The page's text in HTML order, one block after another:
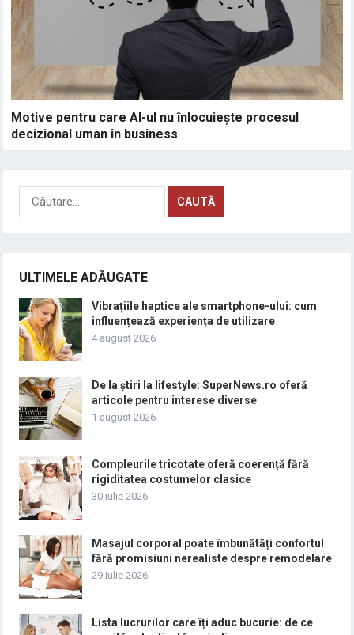
Motive pentru care AI-ul nu înlocuiește procesul
decizional uman în business
după:
ULTIMELE ADĂUGATE
Vibrațiile haptice ale smartphone-ului: cum
influențează experiența de utilizare
4 august 2026
De la știri la lifestyle: SuperNews.ro oferă
articole pentru interese diverse
1 august 2026
Compleurile tricotate oferă coerență fără
rigiditatea costumelor clasice
30 iulie 2026
Masajul corporal poate îmbunătăți confortul
fără promisiuni nerealiste despre remodelare
29 iulie 2026
Lista lucrurilor care îți aduc bucurie: de ce